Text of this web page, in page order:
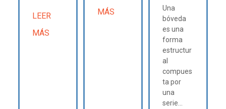
LEER
MÁS
MÁS
Una
bóveda
es una
forma
estructur
al
compues
ta por
una
serie...